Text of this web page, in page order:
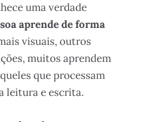
uma verdade
aprende de forma
visuais, outros
muitos aprendem
que processam
leitura e escrita.